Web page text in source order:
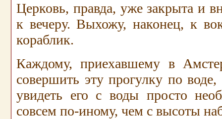
Церковь, правда, уже закрыта и
к вечеру. Выхожу, наконец, к
кораблик.
Каждому, приехавшему в
совершить эту прогулку по
увидеть его с воды просто
совсем по-иному, чем с высоты